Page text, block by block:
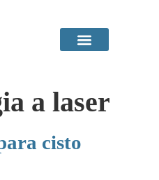
a laser
cisto